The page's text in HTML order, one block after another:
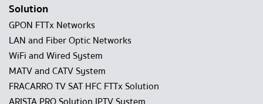
Solution
GPON FTTx Networks
LAN and Fiber Optic Networks
WiFi and Wired System
MATV and CATV System
FRACARRO TV SAT HFC FTTx Solution